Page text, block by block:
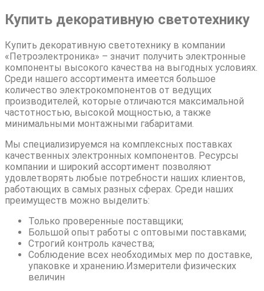
Купить декоративную светотехнику
Купить декоративную светотехнику в компании
«Петроэлектроника» – значит получить электронные
компоненты высокого качества на выгодных условиях.
Среди нашего ассортимента имеется большое
количество электрокомпонентов от ведущих
производителей, которые отличаются максимальной
частотностью, высокой мощностью, а также
минимальными монтажными габаритами.
Мы специализируемся на комплексных поставках
качественных электронных компонентов. Ресурсы
компании и широкий ассортимент позволяют
удовлетворять любые потребности наших клиентов,
работающих в самых разных сферах. Среди наших
преимуществ можно выделить:
Только проверенные поставщики;
Большой опыт работы с оптовыми поставками;
Строгий контроль качества;
Соблюдение всех необходимых мер по доставке,
упаковке и хранению.Измерители физических
величин